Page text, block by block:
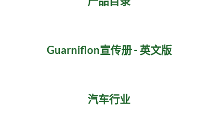
Guarniflon宣传册 - 英文版
汽车行业